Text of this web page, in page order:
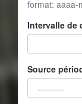
format: aaaa-
Intervalle de
Source